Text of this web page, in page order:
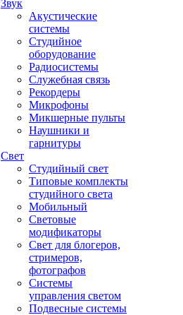
Звук
Акустические
системы
Студийное
оборудование
Радиосистемы
Служебная связь
Рекордеры
Микрофоны
Микшерные пульты
Наушники и
гарнитуры
Свет
Студийный свет
Типовые комплекты
студийного света
Мобильный
Световые
модификаторы
Свет для блогеров,
стримеров,
фотографов
Системы
управления светом
Подвесные системы